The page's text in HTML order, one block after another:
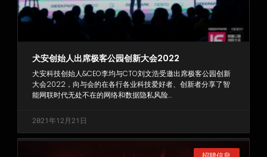
犬安创始人出席极客公园创新大会2022
犬安科技创始人&CEO李均与CTO刘文浩受邀出席极客公园创新
大会2022，向与会的在各行各业科技爱好者、创新者分享了智
能网联时代无处不在的网络和数据隐私风险…
2021年12月21日